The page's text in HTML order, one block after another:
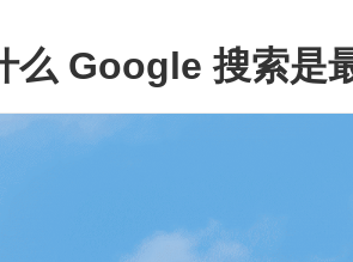
么 Google 搜索是